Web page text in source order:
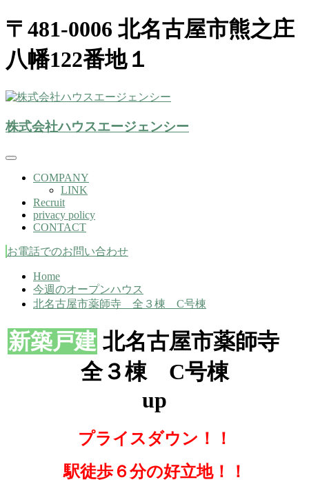
〒481-0006 北名古屋市熊之庄
八幡122番地１
株式会社ハウスエージェンシー
株式会社ハウスエージェンシー
COMPANY
LINK
Recruit
privacy policy
CONTACT
お電話でのお問い合わせ
Home
今週のオープンハウス
北名古屋市薬師寺 全３棟 C号棟
新築戸建 北名古屋市薬師寺
全３棟 C号棟
up
プライスダウン！！
駅徒歩６分の好立地！！